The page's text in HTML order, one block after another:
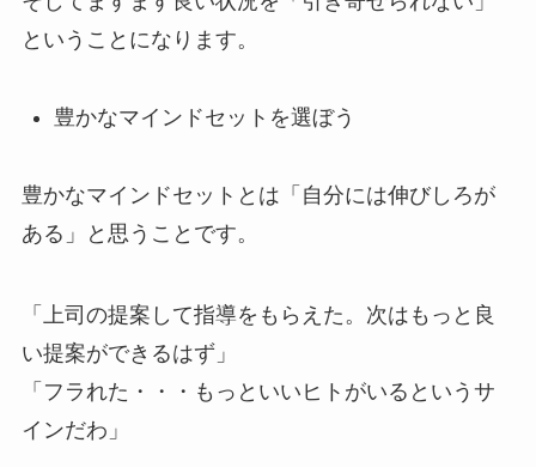
ということになります。
豊かなマインドセットを選ぼう
豊かなマインドセットとは「自分には伸びしろが
ある」と思うことです。
「上司の提案して指導をもらえた。次はもっと良
い提案ができるはず」
「フラれた・・・もっといいヒトがいるというサ
インだわ」